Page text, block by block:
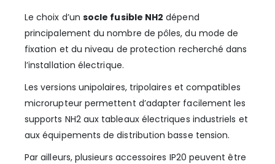
Le choix d’un socle fusible NH2 dépend
principalement du nombre de pôles, du mode de
fixation et du niveau de protection recherché dans
l’installation électrique.
Les versions unipolaires, tripolaires et compatibles
microrupteur permettent d’adapter facilement les
supports NH2 aux tableaux électriques industriels et
aux équipements de distribution basse tension.
Par ailleurs, plusieurs accessoires IP20 peuvent être